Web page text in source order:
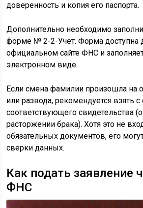
доверенность и копия его паспорта.
Дополнительно необходимо
форме № 2-2-Учет. Форма доступна
официальном сайте ФНС и
электронном виде.
Если смена фамилии произошла на
или развода, рекомендуется взять
соответствующего свидетельства
расторжении брака). Хотя это не
обязательных документов, его
сверки данных.
Как подать заявление
ФНС